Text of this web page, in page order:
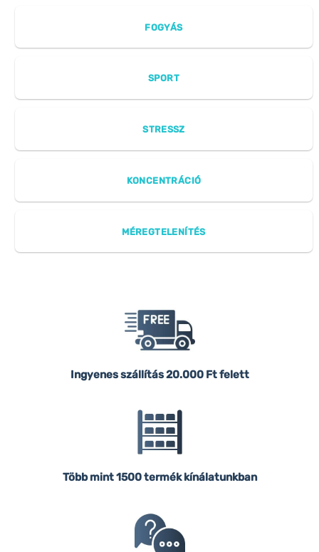
FOGYÁS
SPORT
STRESSZ
KONCENTRÁCIÓ
MÉREGTELENÍTÉS
Ingyenes szállítás20.000 Ft felett
Több mint 1500 termék kínálatunkban